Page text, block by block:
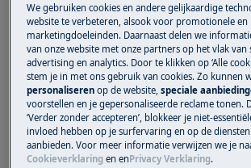
Portez des lunettes de sécurité si
des travaux de maintenance ou de
impliquant des ressorts.
We gebruiken cookies en andere gelijkaardige
website te verbeteren, alsook voor promotionele en
marketingdoeleinden. Daarnaast delen we
van onze website met onze partners op het vlak van
advertising en analytics. Door te klikken op ‘Alle
stem je in met ons gebruik van cookies. Zo kunnen
personaliseren op de website,speciale
voorstellen en je gepersonaliseerde reclame tonen.
‘Verder zonder accepteren’, blokkeer je niet-
invloed hebben op je surfervaring en op de
aanbieden. Voor meer informatie verwijzen we je
Cookieverklaring enenPrivacy Verklaring.